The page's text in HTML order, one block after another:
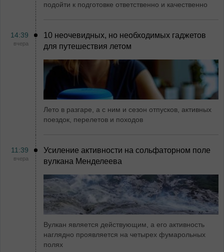
подойти к подготовке ответственно и качественно
14:39
вчера
10 неочевидных, но необходимых гаджетов
для путешествия летом
Лето в разгаре, а с ним и сезон отпусков, активных
поездок, перелетов и походов
11:39
вчера
Усиление активности на сольфаторном поле
вулкана Менделеева
Вулкан является действующим, а его активность
наглядно проявляется на четырех фумарольных
полях